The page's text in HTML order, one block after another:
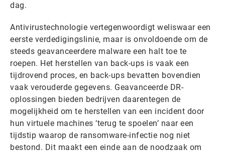
dag.
Antivirustechnologie vertegenwoordigt weliswaar een
eerste verdedigingslinie, maar is onvoldoende om de
steeds geavanceerdere malware een halt toe te
roepen. Het herstellen van back-ups is vaak een
tijdrovend proces, en back-ups bevatten bovendien
vaak verouderde gegevens. Geavanceerde DR-
oplossingen bieden bedrijven daarentegen de
mogelijkheid om te herstellen van een incident door
hun virtuele machines ‘terug te spoelen’ naar een
tijdstip waarop de ransomware-infectie nog niet
bestond. Dit maakt een einde aan de noodzaak om